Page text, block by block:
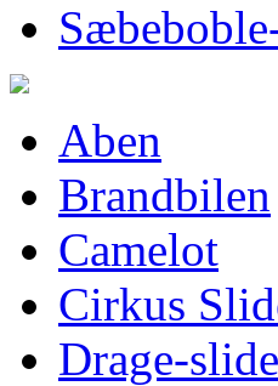
Aben
Brandbilen
Camelot
Cirkus
Drage-slide